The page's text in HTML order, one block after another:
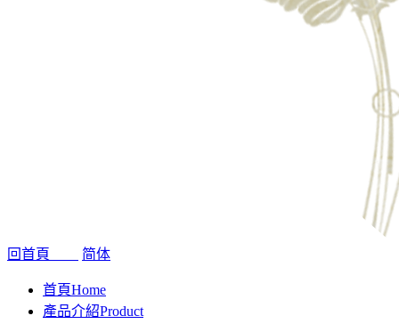
回首頁 简体
首頁Home
產品介紹Product